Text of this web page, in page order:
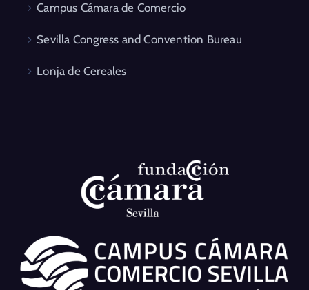
Campus Cámara de Comercio
Sevilla Congress and Convention Bureau
Lonja de Cereales